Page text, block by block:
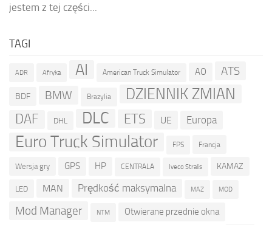
jestem z tej części...
TAGI
ADR Afryka AI American Truck Simulator AO ATS
BDF BMW Brazylia DZIENNIK ZMIAN
DAF DHL DLC ETS UE Europa
Euro Truck Simulator FPS Francja
Wersja gry GPS HP CENTRALA Iveco Stralis KAMAZ
LED MAN Prędkość maksymalna MAZ MOD
Mod Manager NTM Otwierane przednie okna